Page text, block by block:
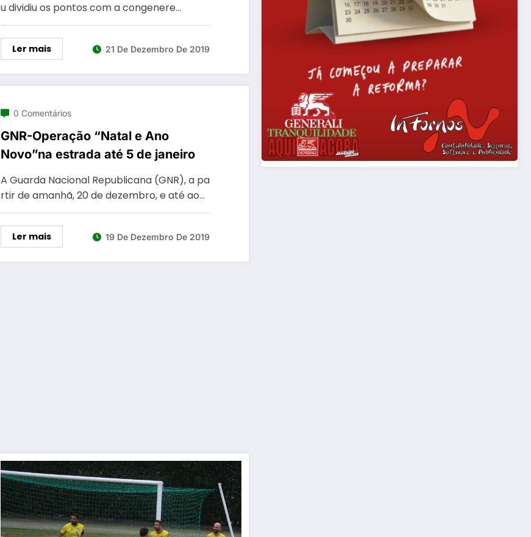
u dividiu os pontos com a congenere…
Ler mais 21 De Dezembro De 2019
0 Comentários
GNR-Operação “Natal e Ano
Novo”na estrada até 5 de janeiro
A Guarda Nacional Republicana (GNR), a pa
rtir de amanhã, 20 de dezembro, e até ao…
Ler mais 19 De Dezembro De 2019